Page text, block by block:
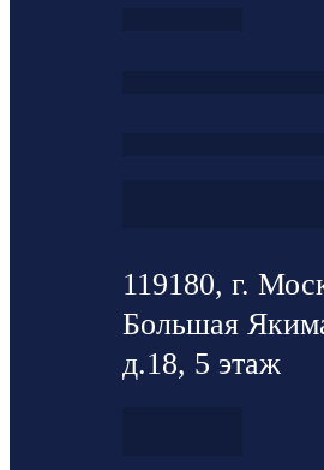
119180, г.
Большая
д.18, 5 этаж